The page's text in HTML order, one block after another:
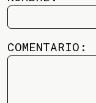
COMENTARIO: